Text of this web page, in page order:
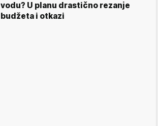
vodu? U planu drastično rezanje
budžeta i otkazi